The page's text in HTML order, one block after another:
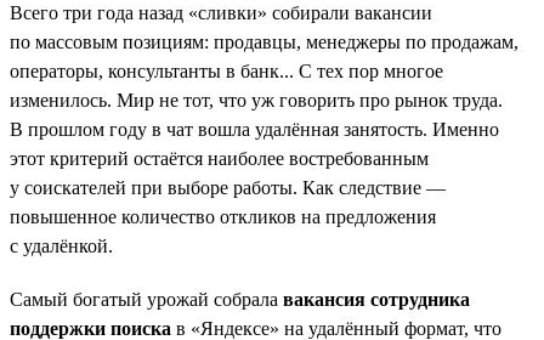
Всего три года назад «сливки» собирали вакансии
по массовым позициям: продавцы, менеджеры по продажам,
операторы, консультанты в банк... С тех пор многое
изменилось. Мир не тот, что уж говорить про рынок труда.
В прошлом году в чат вошла удалённая занятость. Именно
этот критерий остаётся наиболее востребованным
у соискателей при выборе работы. Как следствие —
повышенное количество откликов на предложения
с удалёнкой.
Самый богатый урожай собрала вакансия сотрудника
поддержки поиска в «Яндексе» на удалённый формат, что